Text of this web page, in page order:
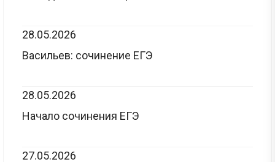
28.05.2026
Васильев: сочинение ЕГЭ
28.05.2026
Начало сочинения ЕГЭ
27.05.2026